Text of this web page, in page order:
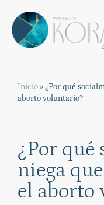
Inicio»¿Por qué
aborto voluntario?
¿Por qué
niega
el aborto